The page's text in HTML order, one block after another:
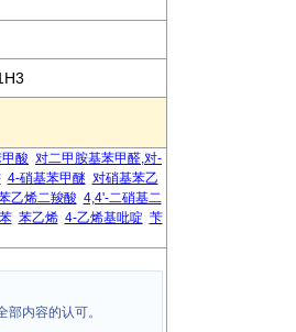
酸 对二甲胺基苯甲醛,对-
4-硝基苯甲醚 对硝基苯乙
乙烯二羧酸 4,4'-二硝基二
苯乙烯 4-乙烯基吡啶 苄
内容的认可。